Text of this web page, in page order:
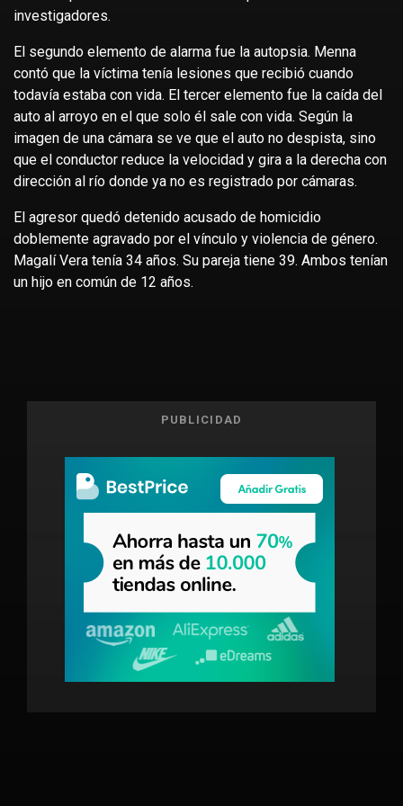
investigadores.
El segundo elemento de alarma fue la autopsia. Menna
contó que la víctima tenía lesiones que recibió cuando
todavía estaba con vida. El tercer elemento fue la caída del
auto al arroyo en el que solo él sale con vida. Según la
imagen de una cámara se ve que el auto no despista, sino
que el conductor reduce la velocidad y gira a la derecha con
dirección al río donde ya no es registrado por cámaras.
El agresor quedó detenido acusado de homicidio
doblemente agravado por el vínculo y violencia de género.
Magalí Vera tenía 34 años. Su pareja tiene 39. Ambos tenían
un hijo en común de 12 años.
PUBLICIDAD